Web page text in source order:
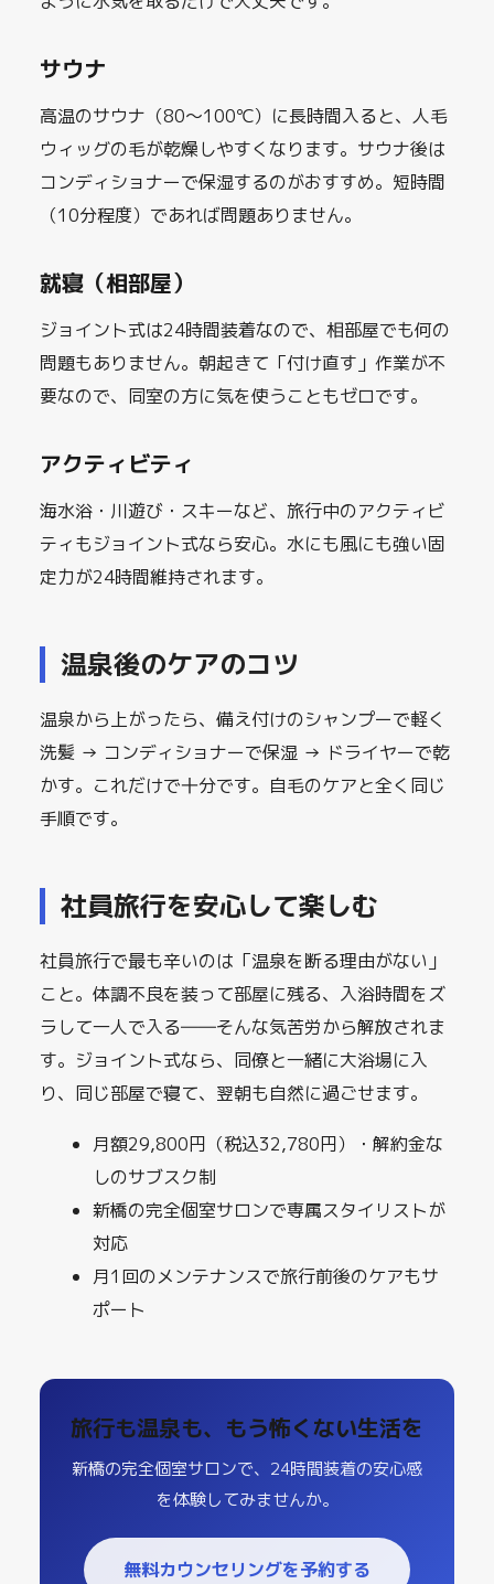
サウナ
高温のサウナ（80〜100℃）に長時間入ると、人毛
ウィッグの毛が乾燥しやすくなります。サウナ後は
コンディショナーで保湿するのがおすすめ。短時間
（10分程度）であれば問題ありません。
就寝（相部屋）
ジョイント式は24時間装着なので、相部屋でも何の
問題もありません。朝起きて「付け直す」作業が不
要なので、同室の方に気を使うこともゼロです。
アクティビティ
海水浴・川遊び・スキーなど、旅行中のアクティビ
ティもジョイント式なら安心。水にも風にも強い固
定力が24時間維持されます。
温泉後のケアのコツ
温泉から上がったら、備え付けのシャンプーで軽く
洗髪 → コンディショナーで保湿 → ドライヤーで乾
かす。これだけで十分です。自毛のケアと全く同じ
手順です。
社員旅行を安心して楽しむ
社員旅行で最も辛いのは「温泉を断る理由がない」
こと。体調不良を装って部屋に残る、入浴時間をズ
ラして一人で入る――そんな気苦労から解放されま
す。ジョイント式なら、同僚と一緒に大浴場に入
り、同じ部屋で寝て、翌朝も自然に過ごせます。
月額29,800円（税込32,780円）・解約金な
しのサブスク制
新橋の完全個室サロンで専属スタイリストが
対応
月1回のメンテナンスで旅行前後のケアもサ
ポート
旅行も温泉も、もう怖くない生活を
新橋の完全個室サロンで、24時間装着の安心感
を体験してみませんか。
無料カウンセリングを予約する